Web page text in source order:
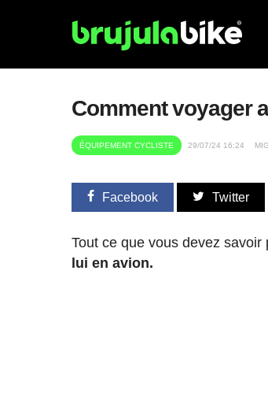
Comment voyager
ÉQUIPEMENT CYCLISTE 29/07/24 16:24
Facebook Twitter
Tout ce que vous devez
lui en avion.